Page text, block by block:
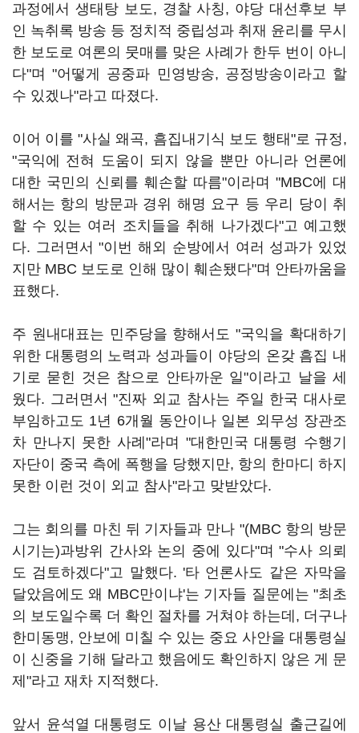
과정에서 생태탕 보도, 경찰 사칭, 야당 대선후보 부
인 녹취록 방송 등 정치적 중립성과 취재 윤리를 무시
한 보도로 여론의 뭇매를 맞은 사례가 한두 번이 아니
다"며 "어떻게 공중파 민영방송, 공정방송이라고 할
수 있겠나"라고 따졌다.
이어 이를 "사실 왜곡, 흠집내기식 보도 행태"로 규정,
"국익에 전혀 도움이 되지 않을 뿐만 아니라 언론에
대한 국민의 신뢰를 훼손할 따름"이라며 "MBC에 대
해서는 항의 방문과 경위 해명 요구 등 우리 당이 취
할 수 있는 여러 조치들을 취해 나가겠다"고 예고했
다. 그러면서 "이번 해외 순방에서 여러 성과가 있었
지만 MBC 보도로 인해 많이 훼손됐다"며 안타까움을
표했다.
주 원내대표는 민주당을 향해서도 "국익을 확대하기
위한 대통령의 노력과 성과들이 야당의 온갖 흠집 내
기로 묻힌 것은 참으로 안타까운 일"이라고 날을 세
웠다. 그러면서 "진짜 외교 참사는 주일 한국 대사로
부임하고도 1년 6개월 동안이나 일본 외무성 장관조
차 만나지 못한 사례"라며 "대한민국 대통령 수행기
자단이 중국 측에 폭행을 당했지만, 항의 한마디 하지
못한 이런 것이 외교 참사"라고 맞받았다.
그는 회의를 마친 뒤 기자들과 만나 "(MBC 항의 방문
시기는)과방위 간사와 논의 중에 있다"며 "수사 의뢰
도 검토하겠다"고 말했다. '타 언론사도 같은 자막을
달았음에도 왜 MBC만이냐'는 기자들 질문에는 "최초
의 보도일수록 더 확인 절차를 거쳐야 하는데, 더구나
한미동맹, 안보에 미칠 수 있는 중요 사안을 대통령실
이 신중을 기해 달라고 했음에도 확인하지 않은 게 문
제"라고 재차 지적했다.
앞서 윤석열 대통령도 이날 용산 대통령실 출근길에